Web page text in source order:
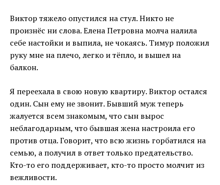
Виктор тяжело опустился на стул. Никто не
произнёс ни слова. Елена Петровна молча налила
себе настойки и выпила, не чокаясь. Тимур положил
руку мне на плечо, легко и тёпло, и вышел на
балкон.
Я переехала в свою новую квартиру. Виктор остался
один. Сын ему не звонит. Бывший муж теперь
жалуется всем знакомым, что сын вырос
неблагодарным, что бывшая жена настроила его
против отца. Говорит, что всю жизнь горбатился на
семью, а получил в ответ только предательство.
Кто-то его поддерживает, кто-то просто молчит из
вежливости.